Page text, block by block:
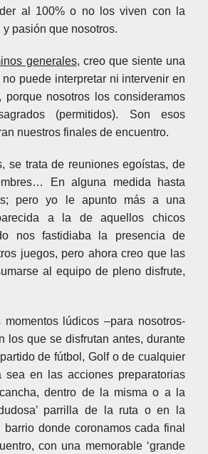
al 100% o no los viven con la
pasión que nosotros.
generales, creo que siente una
puede interpretar ni intervenir en
porque nosotros los consideramos
(permitidos). Son esos
nuestros finales de encuentro.
se trata de reuniones egoístas, de
En alguna medida hasta
pero yo le apunto más a una
a la de aquellos chicos
nos fastidiaba la presencia de
juegos, pero ahora creo que las
al equipo de pleno disfrute,
momentos lúdicos –para nosotros-
los que se disfrutan antes, durante
de fútbol, Golf o de cualquier
sea en las acciones preparatorias
dentro de la misma o a la
parrilla de la ruta o en la
donde coronamos cada final
con una memorable ‘grande